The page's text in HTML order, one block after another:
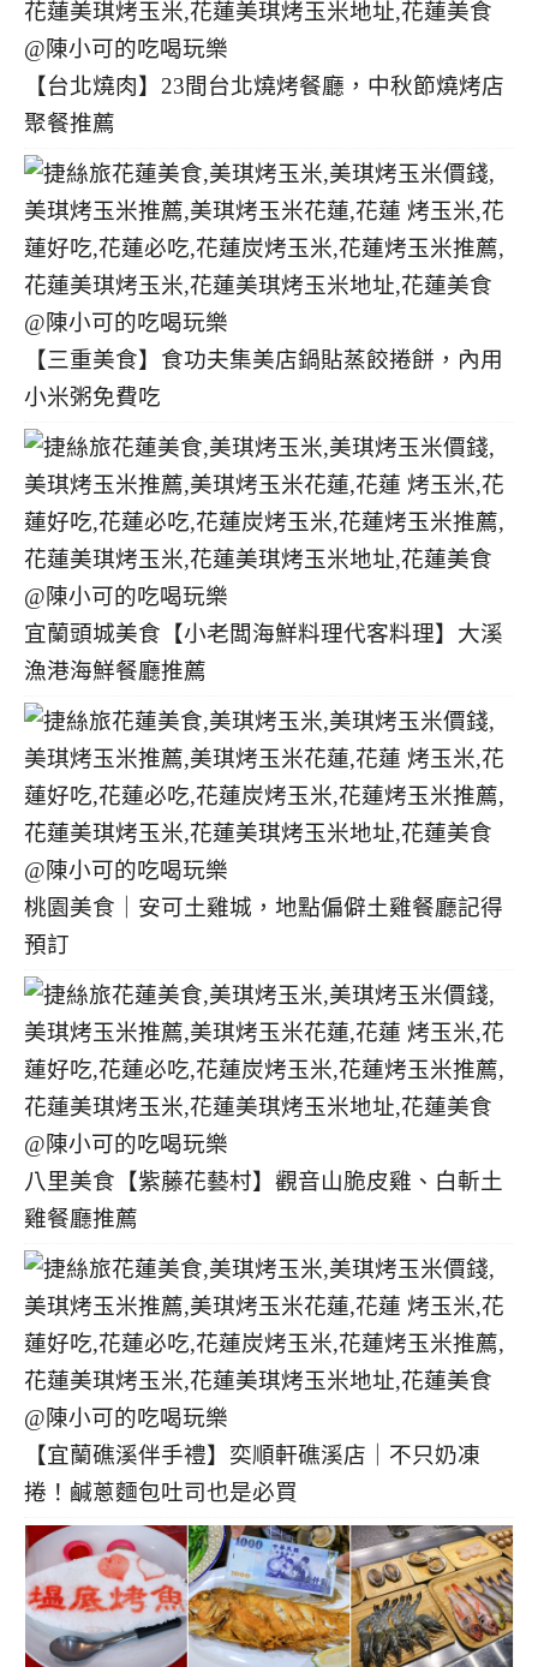
【台北燒肉】23間台北燒烤餐廳，中秋節燒烤店
聚餐推薦
【三重美食】食功夫集美店鍋貼蒸餃捲餅，內用
小米粥免費吃
宜蘭頭城美食【小老闆海鮮料理代客料理】大溪
漁港海鮮餐廳推薦
桃園美食｜安可土雞城，地點偏僻土雞餐廳記得
預訂
八里美食【紫藤花藝村】觀音山脆皮雞、白斬土
雞餐廳推薦
【宜蘭礁溪伴手禮】奕順軒礁溪店｜不只奶凍
捲！鹹蔥麵包吐司也是必買